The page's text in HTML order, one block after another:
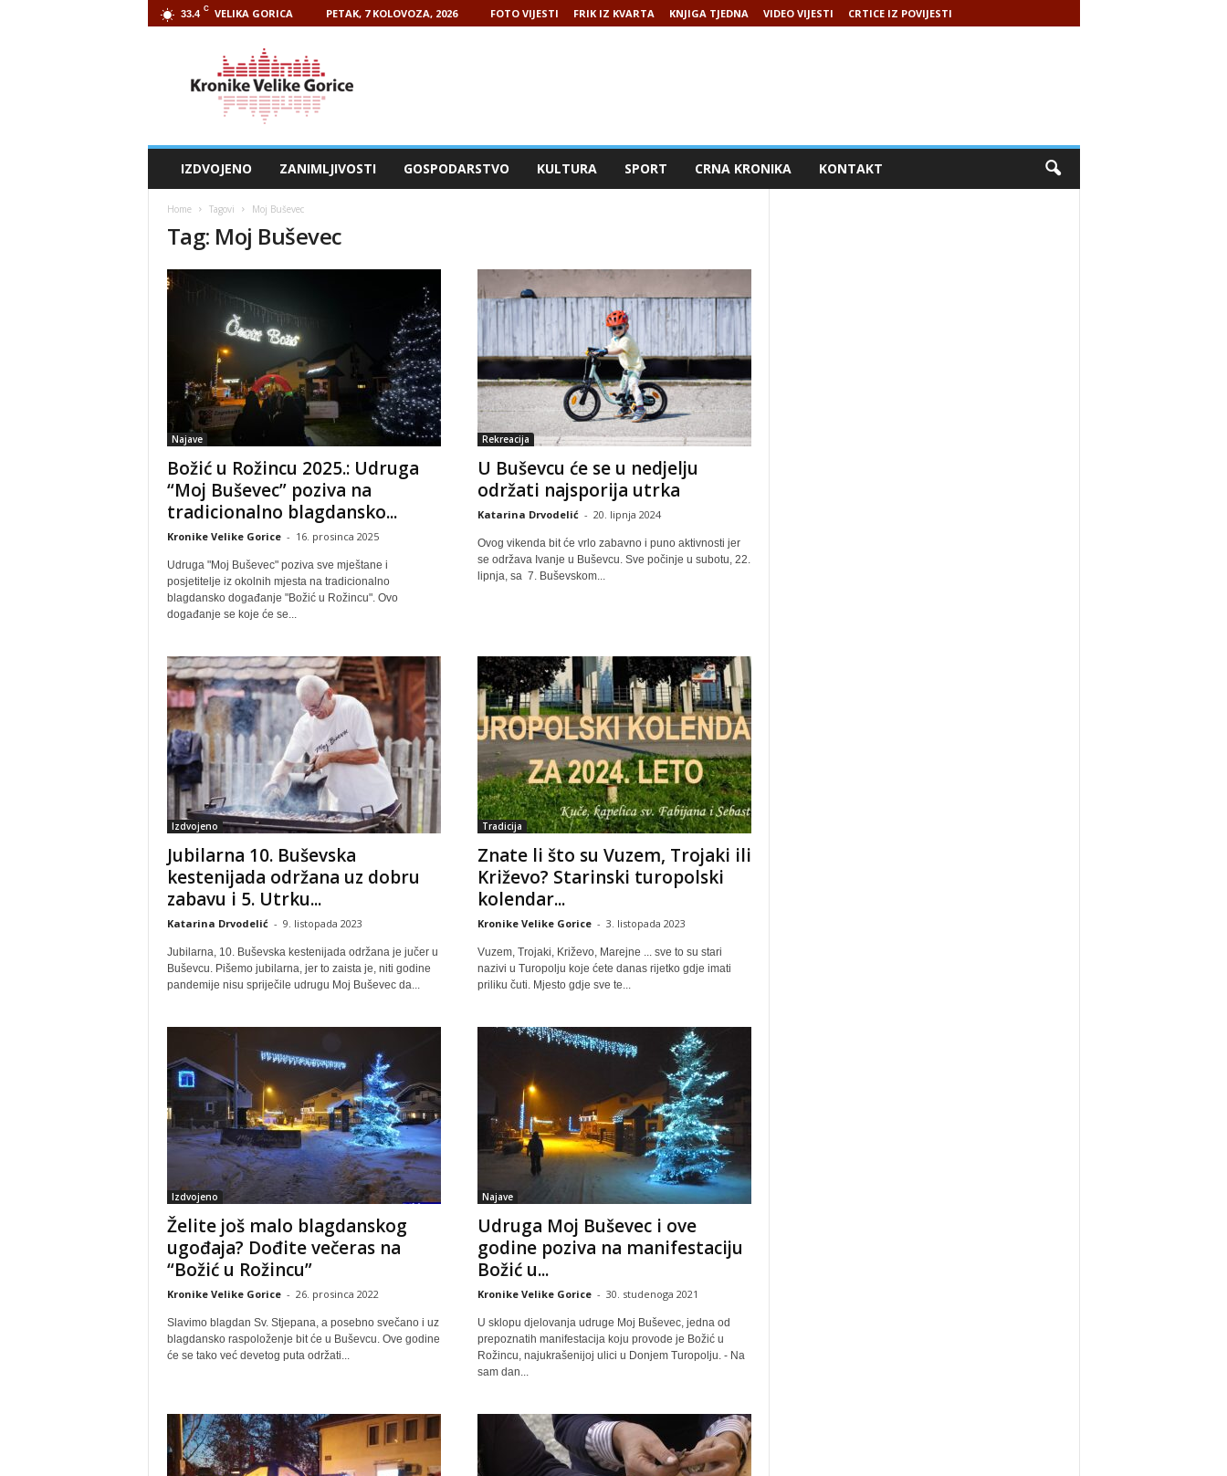
33.4 C VELIKA GORICA PETAK, 7 KOLOVOZA, 2026 FOTO VIJESTI FRIK IZ KVARTA KNJIGA TJEDNA VIDEO VIJESTI CRTICE IZ POVIJESTI
IZDVOJENO ZANIMLJIVOSTI GOSPODARSTVO KULTURA SPORT CRNA KRONIKA KONTAKT
Home Tagovi Moj Buševec
Tag: Moj Buševec
Najave
Božić u Rožincu 2025.: Udruga
“Moj Buševec” poziva na
tradicionalno blagdansko...
Kronike Velike Gorice - 16. prosinca 2025
Udruga "Moj Buševec" poziva sve mještane i
posjetitelje iz okolnih mjesta na tradicionalno
blagdansko događanje "Božić u Rožincu". Ovo
događanje se koje će se...
Rekreacija
U Buševcu će se u nedjelju
održati najsporija utrka
Katarina Drvodelić - 20. lipnja 2024
Ovog vikenda bit će vrlo zabavno i puno aktivnosti jer
se održava Ivanje u Buševcu. Sve počinje u subotu, 22.
lipnja, sa 7. Buševskom...
Izdvojeno
Jubilarna 10. Buševska
kestenijada održana uz dobru
zabavu i 5. Utrku...
Katarina Drvodelić - 9. listopada 2023
Jubilarna, 10. Buševska kestenijada održana je jučer u
Buševcu. Pišemo jubilarna, jer to zaista je, niti godine
pandemije nisu spriječile udrugu Moj Buševec da...
Tradicija
Znate li što su Vuzem, Trojaki ili
Križevo? Starinski turopolski
kolendar...
Kronike Velike Gorice - 3. listopada 2023
Vuzem, Trojaki, Križevo, Marejne ... sve to su stari
nazivi u Turopolju koje ćete danas rijetko gdje imati
priliku čuti. Mjesto gdje sve te...
Izdvojeno
Želite još malo blagdanskog
ugođaja? Dođite večeras na
“Božić u Rožincu”
Kronike Velike Gorice - 26. prosinca 2022
Slavimo blagdan Sv. Stjepana, a posebno svečano i uz
blagdansko raspoloženje bit će u Buševcu. Ove godine
će se tako već devetog puta održati...
Najave
Udruga Moj Buševec i ove
godine poziva na manifestaciju
Božić u...
Kronike Velike Gorice - 30. studenoga 2021
U sklopu djelovanja udruge Moj Buševec, jedna od
prepoznatih manifestacija koju provode je Božić u
Rožincu, najukrašenijoj ulici u Donjem Turopolju. - Na
sam dan...